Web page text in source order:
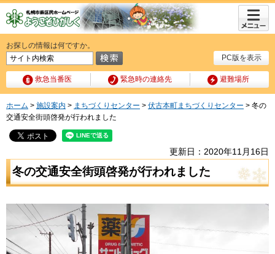
PC版を表示
お探しの情報は何ですか。
救急当番医 緊急時の連絡先 避難場所
メニュ
ー
ホーム > 施設案内 > まちづくりセンター > 伏古本町まちづくりセンター > 冬の
交通安全街頭啓発が行われました
更新日：2020年11月16日
冬の交通安全街頭啓発が行われました